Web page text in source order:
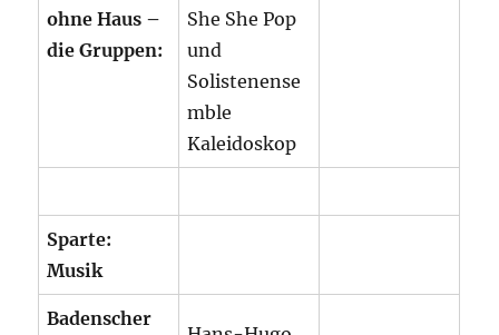
ohne Haus –
die Gruppen:
She She Pop
und
Solistenense
mble
Kaleidoskop
Sparte:
Musik
Badenscher